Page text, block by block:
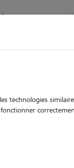
ça
!
technologies